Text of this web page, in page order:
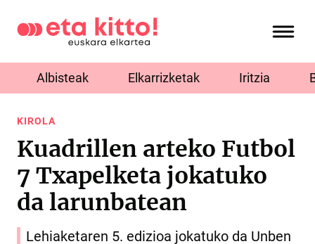
Albisteak Elkarrizketak Iritzia
KIROLA
Kuadrillen arteko Futbol
7 Txapelketa jokatuko
da larunbatean
Lehiaketaren 5. edizioa jokatuko da Unben